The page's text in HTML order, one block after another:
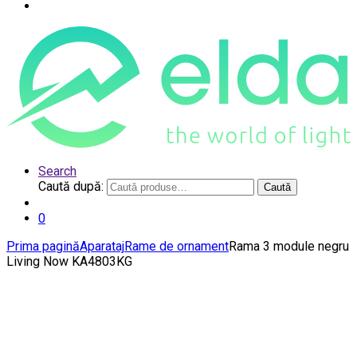
Search
Caută după:
Caută
0
Prima paginăAparatajRame de ornamentRama 3 module negru
Living Now KA4803KG